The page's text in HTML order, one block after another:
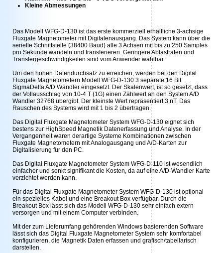
Kleine Abmessungen
Das Modell WFG-D-130 ist das erste kommerziell erhältliche 3-achsige
Fluxgate Magnetometer mit Digitalenausgang. Das System kann über die
serielle Schnittstelle (38400 Baud) alle 3 Achsen mit bis zu 250 Samples
pro Sekunde wandeln und transferieren. Geringere Abtastraten und
Transfergeschwindigkeiten sind vom Anwender wählbar.
Um den hohen Datendurchsatz zu erreichen, werden bei den Digital
Fluxgate Magnetometern Modell WFG-D-130 3 separate 16 Bit
SigmaDelta A/D Wandler eingesetzt. Der Skalenwert, ist so gesetzt, dass
der Vollausschlag von 10-4 T (1G) einen Zählwert an den System A/D
Wandler 32768 übergibt. Der kleinste Wert repräsentiert 3 nT. Das
Rauschen des Systems wird mit 1 bis 2 übertragen.
Das Digital Fluxgate Magnetometer System WFG-D-130 eignet sich
bestens zur HighSpeed Magnetik Datenerfassung und Analyse. In der
Vergangenheit waren derartige Systeme Kombinationen zwischen
Fluxgate Magnetometern mit Analogausgang und A/D-Karten zur
Digitalisierung für den PC.
Das Digital Fluxgate Magnetometer System WFG-D-110 ist wesendlich
einfacher und senkt signifikant die Kosten, da auf eine A/D-Wandler Karte
verzichtet werden kann.
Für das Digital Fluxgate Magnetometer System WFG-D-130 ist optional
ein spezielles Kabel und eine Breakout Box verfügbar. Durch die
Breakout Box lässt sich das Modell WFG-D-130 sehr einfach extern
versorgen und mit einem Computer verbinden.
Mit der zum Lieferumfang gehörenden Windows basierenden Software
lässt sich das Digital Fluxgate Magnetometer System sehr komfortabel
konfigurieren, die Magnetik Daten erfassen und grafisch/tabellarisch
darstellen.